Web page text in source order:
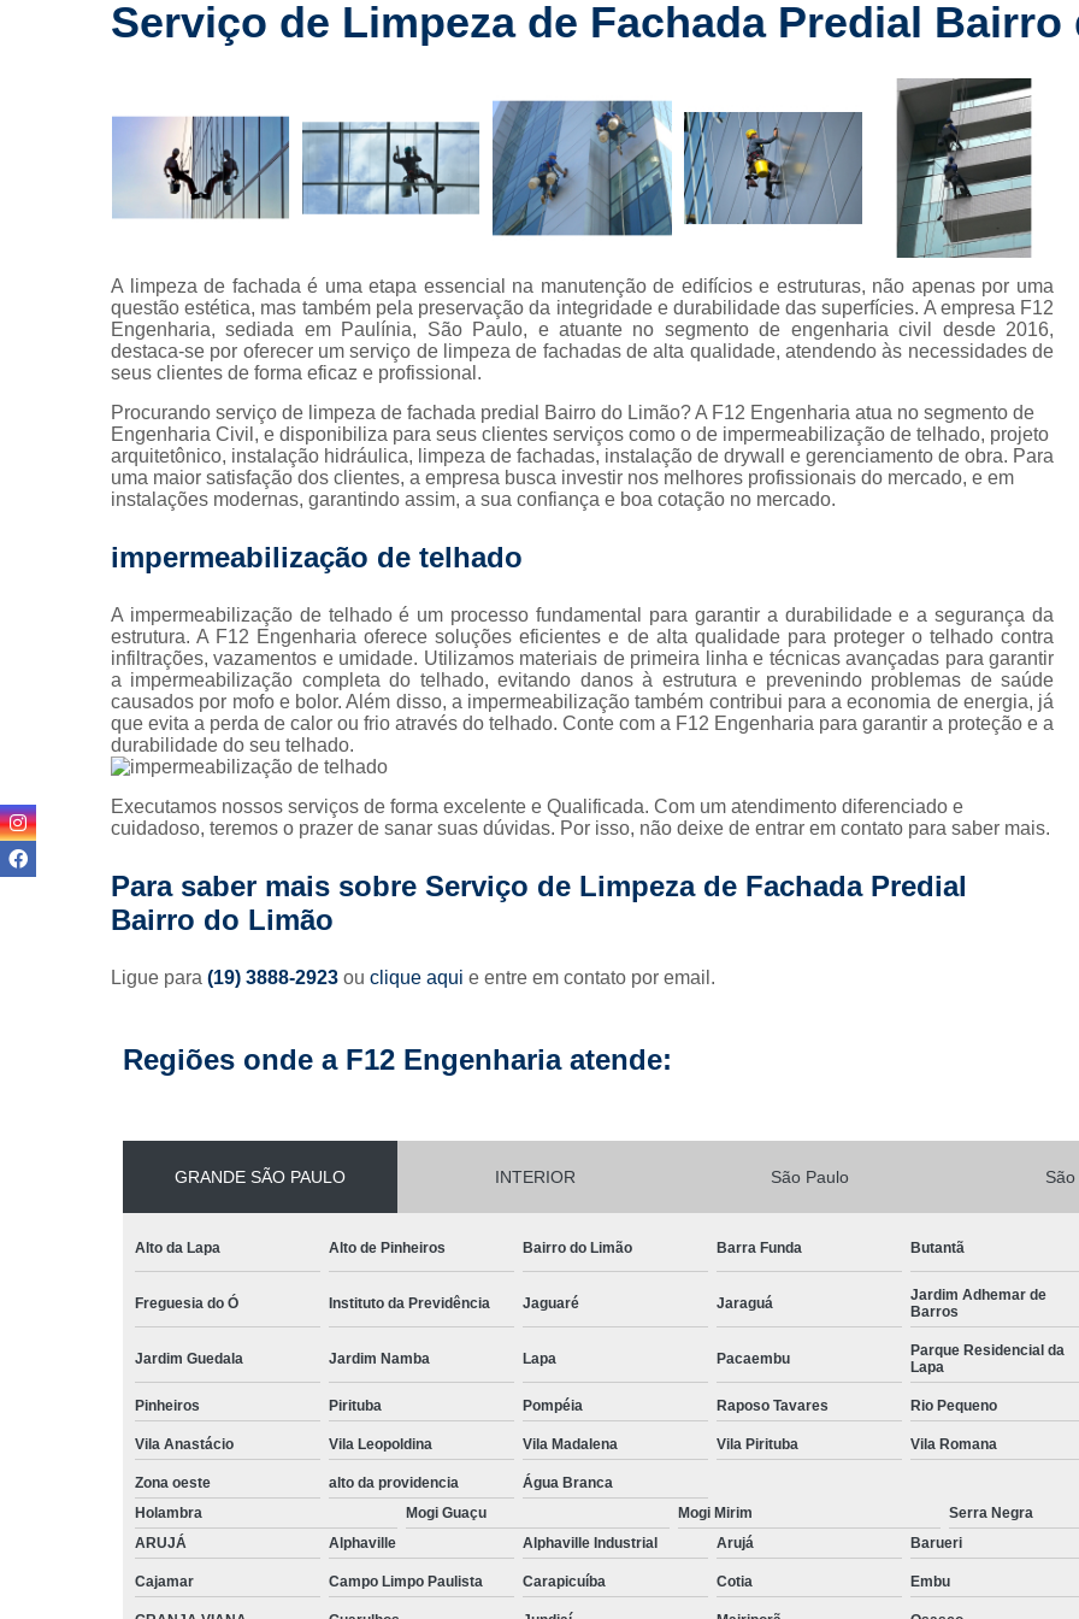
fachadas
Limpeza de
fachadas
Limpeza de
terreno
Limpezas com
hidrojateamento
Manutenção
predial
Manutenções de
fachadas
Montagem de
Pintura de
Pintura em
fachadas prediais
Pinturas prediais
Projetos
Projetos
executivos
hidráulicas
Reforma de lojas
prédios
Terraplanagem
fachadas
Checklist de Obra
Checklist de Vistoria de Obra
Colocação de Drywall na
Colocação de Drywall
Colocação de Forro de
Colocação de Porta em Drywall
Colocação Forro Drywall
Gerenciamento de Obra Civil
Gerenciamento de Obras
Gerenciamento de
Gerenciamento de Obras na
Impermeabilização de Cobertura
Impermeabilização de Laje de
Impermeabilização Laje de
Impermeabilização de Laje
Impermeabilização
Impermeabilização de Laje com Manta
Instalações Hidrossanitárias Prediais
Instalação de Drywall
Instalação de
Instalação de Drywall Teto
Instalação de Forro Drywall
Instalação de Parede Drywall
Instalação Forro Drywall
Art Laudo Elétrico
Art Laudo Gás
Laudo Art Reforma
Laudo de Art
Lavagem de Fachada com Cloro
Serviço de Limpeza de Fachada Predial Bairro
A limpeza de fachada é uma etapa essencial na manutenção de edifícios e estruturas, não apenas por uma
questão estética, mas também pela preservação da integridade e durabilidade das superfícies. A empresa F12
Engenharia, sediada em Paulínia, São Paulo, e atuante no segmento de engenharia civil desde 2016,
destaca-se por oferecer um serviço de limpeza de fachadas de alta qualidade, atendendo às necessidades de
seus clientes de forma eficaz e profissional.
Procurando serviço de limpeza de fachada predial Bairro do Limão? A F12 Engenharia atua no segmento de
Engenharia Civil, e disponibiliza para seus clientes serviços como o de impermeabilização de telhado, projeto
arquitetônico, instalação hidráulica, limpeza de fachadas, instalação de drywall e gerenciamento de obra. Para
uma maior satisfação dos clientes, a empresa busca investir nos melhores profissionais do mercado, e em
instalações modernas, garantindo assim, a sua confiança e boa cotação no mercado.
impermeabilização de telhado
A impermeabilização de telhado é um processo fundamental para garantir a durabilidade e a segurança da
estrutura. A F12 Engenharia oferece soluções eficientes e de alta qualidade para proteger o telhado contra
infiltrações, vazamentos e umidade. Utilizamos materiais de primeira linha e técnicas avançadas para garantir
a impermeabilização completa do telhado, evitando danos à estrutura e prevenindo problemas de saúde
causados por mofo e bolor. Além disso, a impermeabilização também contribui para a economia de energia, já
que evita a perda de calor ou frio através do telhado. Conte com a F12 Engenharia para garantir a proteção e a
durabilidade do seu telhado.
Executamos nossos serviços de forma excelente e Qualificada. Com um atendimento diferenciado e
cuidadoso, teremos o prazer de sanar suas dúvidas. Por isso, não deixe de entrar em contato para saber mais.
Para saber mais sobre Serviço de Limpeza de Fachada Predial
Bairro do Limão
Ligue para (19) 3888-2923 ou clique aqui e entre em contato por email.
Regiões onde a F12 Engenharia atende:
GRANDE SÃO PAULO INTERIOR São Paulo
Alto da Lapa Alto de Pinheiros Bairro do Limão Barra Funda Butantã
Freguesia do Ó Instituto da Previdência Jaguaré Jaraguá
Jardim Adhemar de
Barros
Jardim Guedala Jardim Namba Lapa Pacaembu
Parque Residencial da
Lapa
Pinheiros Pirituba Pompéia Raposo Tavares Rio Pequeno
Vila Anastácio Vila Leopoldina Vila Madalena Vila Pirituba Vila Romana
Zona oeste alto da providencia
Água Branca
Holambra
Mogi Guaçu Mogi Mirim Serra Negra
ARUJÁ
Alphaville Alphaville Industrial Arujá Barueri
Cajamar Campo Limpo Paulista Carapicuíba Cotia Embu